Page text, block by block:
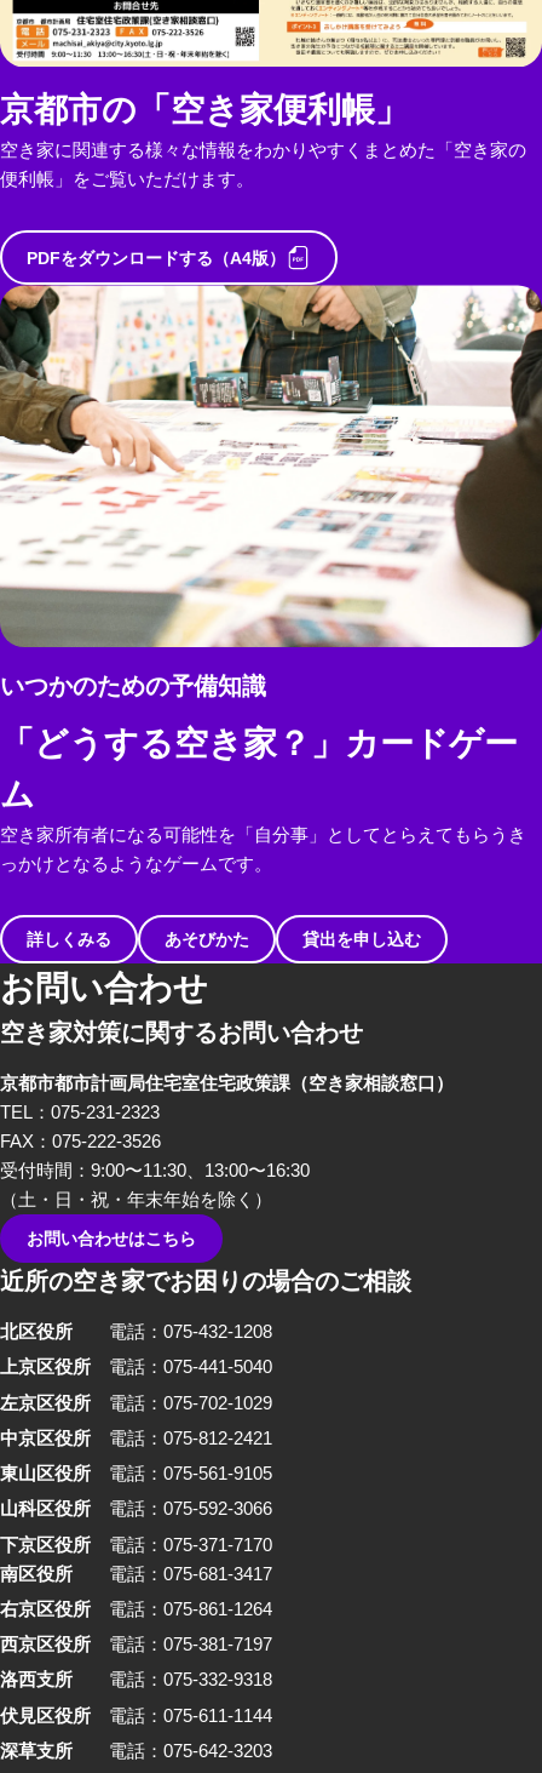
京都市の「空き家便利帳」
空き家に関連する様々な情報をわかりやすくまとめた「空き家の
便利帳」をご覧いただけます。
PDFをダウンロードする（A4版）
いつかのための予備知識
「どうする空き家？」カードゲー
ム
空き家所有者になる可能性を「自分事」としてとらえてもらうき
っかけとなるようなゲームです。
詳しくみる あそびかた 貸出を申し込む
お問い合わせ
空き家対策に関するお問い合わせ
京都市都市計画局住宅室住宅政策課 （空き家相談窓口）
TEL：075-231-2323
FAX：075-222-3526
受付時間：9:00〜11:30、13:00〜16:30
（土・日・祝・年末年始を除く）
お問い合わせはこちら
近所の空き家でお困りの場合のご相談
北区役所
電話：075-432-1208
上京区役所
電話：075-441-5040
左京区役所
電話：075-702-1029
中京区役所
電話：075-812-2421
東山区役所
電話：075-561-9105
山科区役所
電話：075-592-3066
下京区役所
電話：075-371-7170
南区役所
電話：075-681-3417
右京区役所
電話：075-861-1264
西京区役所
電話：075-381-7197
洛西支所
電話：075-332-9318
伏見区役所
電話：075-611-1144
深草支所
電話：075-642-3203